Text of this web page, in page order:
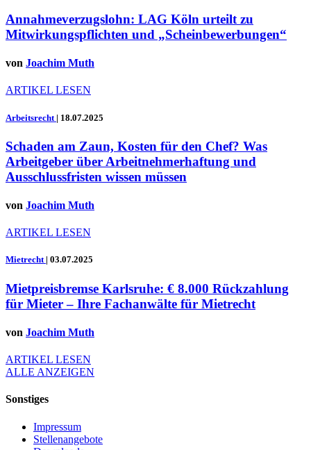
Annahmeverzugslohn: LAG Köln urteilt zu
Mitwirkungspflichten und „Scheinbewerbungen“
von Joachim Muth
ARTIKEL LESEN
Arbeitsrecht | 18.07.2025
Schaden am Zaun, Kosten für den Chef? Was
Arbeitgeber über Arbeitnehmerhaftung und
Ausschlussfristen wissen müssen
von Joachim Muth
ARTIKEL LESEN
Mietrecht | 03.07.2025
Mietpreisbremse Karlsruhe: € 8.000 Rückzahlung
für Mieter – Ihre Fachanwälte für Mietrecht
von Joachim Muth
ARTIKEL LESEN
ALLE ANZEIGEN
Sonstiges
Impressum
Stellenangebote